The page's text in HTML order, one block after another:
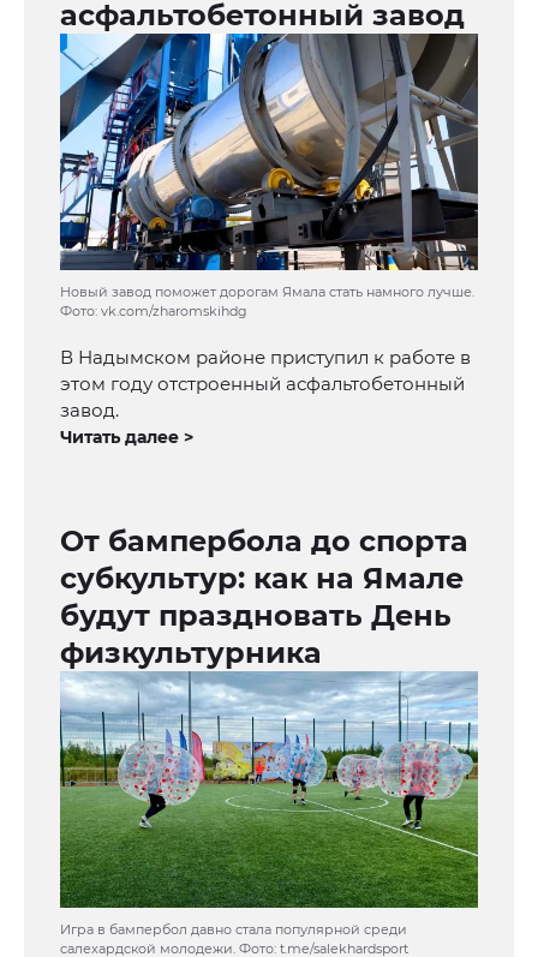
асфальтобетонный завод
Новый завод поможет дорогам Ямала стать намного лучше.
Фото: vk.com/zharomskihdg
В Надымском районе приступил к работе в
этом году отстроенный асфальтобетонный
завод.
Читать далее >
От бампербола до спорта
субкультур: как на Ямале
будут праздновать День
физкультурника
Игра в бампербол давно стала популярной среди
салехардской молодежи. Фото: t.me/salekhardsport